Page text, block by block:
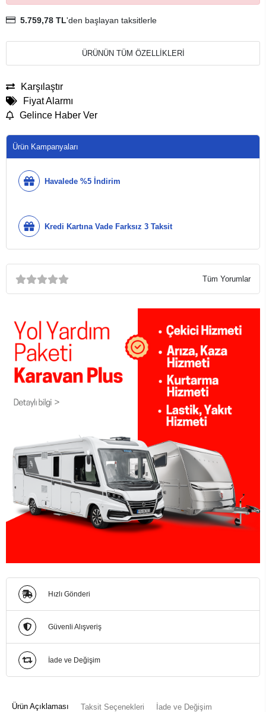
5.759,78 TL'den başlayan taksitlerle
ÜRÜNÜN TÜM ÖZELLİKLERİ
Karşılaştır
Fiyat Alarmı
Gelince Haber Ver
Ürün Kampanyaları
Havalede %5 İndirim
Kredi Kartına Vade Farksız 3 Taksit
Tüm Yorumlar
Hızlı Gönderi
Güvenli Alışveriş
İade ve Değişim
Ürün Açıklaması Taksit Seçenekleri İade ve Değişim